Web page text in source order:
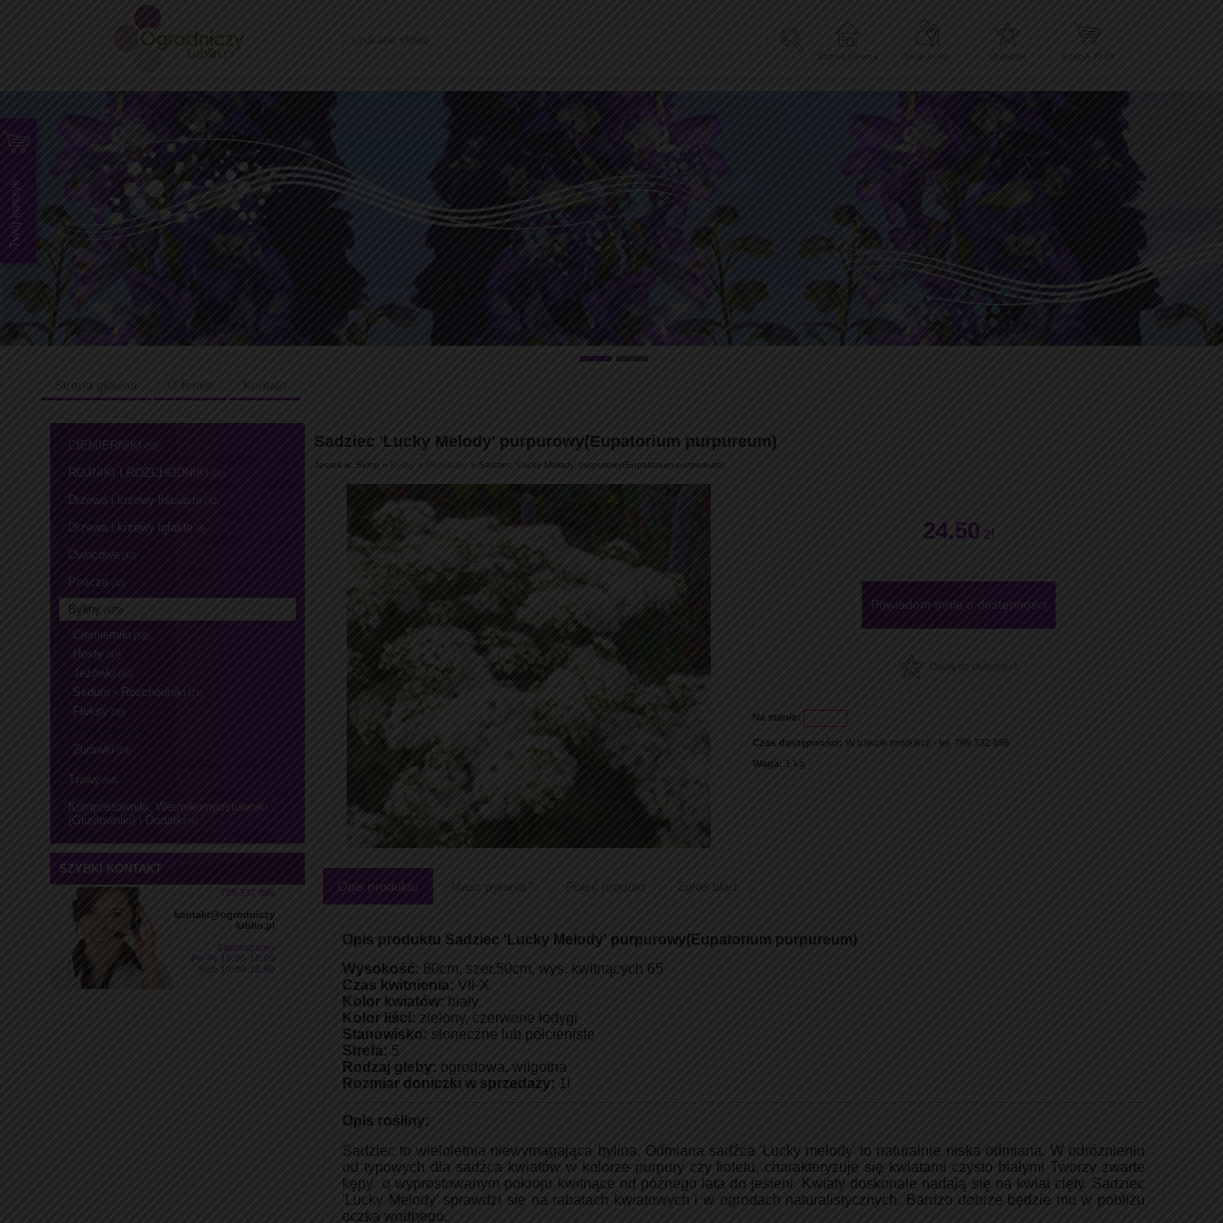
Strona główna Moje konto Ulubione Koszyk ( 0 zł)
Strona główna O firmie Kontakt
CIEMIERNIKI (52)
ROJNIKI I ROZCHODNIKI (20)
Drzewa i krzewy liściaste (42)
Drzewa i krzewy iglaste (4)
Owocowe (12)
Pnącza (22)
Byliny (475)
Ciemierniki (53)
Hosty (47)
Jeżówki (45)
Sedum - Rozchodniki (21)
Floksy (30)
Pozostałe (260)
Żurawki (14)
Trawy (64)
Kompostowniki, Wermikompostowniki
(Glizdowniki) i Dodatki (6)
SZYBKI KONTAKT
789 332 896
kontakt@ogrodniczy
lublin.pl
Zapraszamy
Pn-Pt 10:00-18:00
Sob 10:00-15:00
Sadziec 'Lucky Melody' purpurowy(Eupatorium purpureum)
Jesteś w: Sklep » Byliny » Pozostałe » Sadziec 'Lucky Melody' purpurowy(Eupatorium purpureum)
24.50 zł
Powiadom mnie o dostępności
Dodaj do ulubionych
Na stanie:
Czas dostępności: W trakcie produkcji - tel. 789 332 896
Waga: 1 kg
Opis produktu Masz pytania? Poleć produkt Zgłoś błąd
Opis produktu Sadziec 'Lucky Melody' purpurowy(Eupatorium purpureum)
Wysokość: 60cm, szer.50cm, wys. kwitnących 65
Czas kwitnienia: VII-X
Kolor kwiatów: biały
Kolor liści: zielony, czerwone łodygi
Stanowisko: słoneczne lub półcieniste
Strefa: 5
Rodzaj gleby: ogrodowa, wilgotna
Rozmiar doniczki w sprzedaży: 1l
Opis rośliny:
Sadziec to wieloletnia niewymagająca bylina. Odmiana sadźca 'Lucky melody' to naturalnie niska odmiana. W odróżnieniu
od typowych dla sadźca kwiatów w kolorze purpury czy fioletu, charakteryzuje się kwiatami czysto białymi Tworzy zwarte
kępy o wyprostowanym pokroju kwitnące od późnego lata do jesieni. Kwiaty doskonale nadają się na kwiat cięty. Sadziec
'Lucky Melody' sprawdzi się na rabatach kwiatowych i w ogrodach naturalistycznych. Bardzo dobrze będzie mu w pobliżu
oczka wodnego.
Twój koszyk